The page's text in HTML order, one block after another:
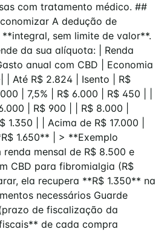
com tratamento médico. ##
A dedução de
sem limite de valor**.
da sua alíquota: | Renda
anual com CBD | Economia
Até R$ 2.824 | Isento | R$
| 7,5% | R$ 6.000 | R$ 450 | |
| R$ 900 | | R$ 8.000 |
1.350 | | Acima de R$ 17.000 |
1.650** | > **Exemplo
mensal de R$ 8.500 e
CBD para fibromialgia (R$
ela recupera **R$ 1.350** na
necessários Guarde
de fiscalização da
de cada compra